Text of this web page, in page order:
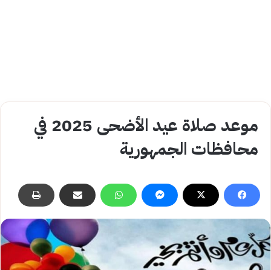
موعد صلاة عيد الأضحى 2025 في
محافظات الجمهورية